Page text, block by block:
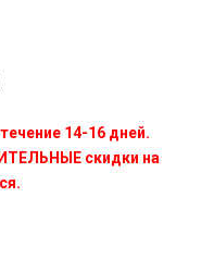
14-16 дней.
скидки на